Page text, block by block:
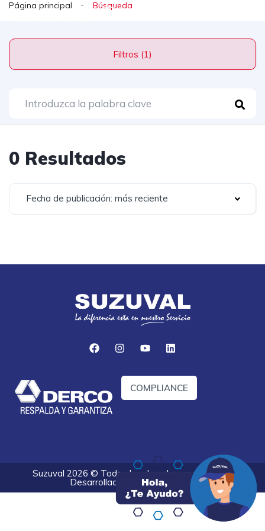
Página principal
Filtros (1)
0 Resultados
Fecha de publicación: más reciente
COMPLIANCE
Suzuval 2026 © Todos los derechos reservados.
Desarrollado por Optify Digital